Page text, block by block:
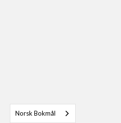
Norsk Bokmål